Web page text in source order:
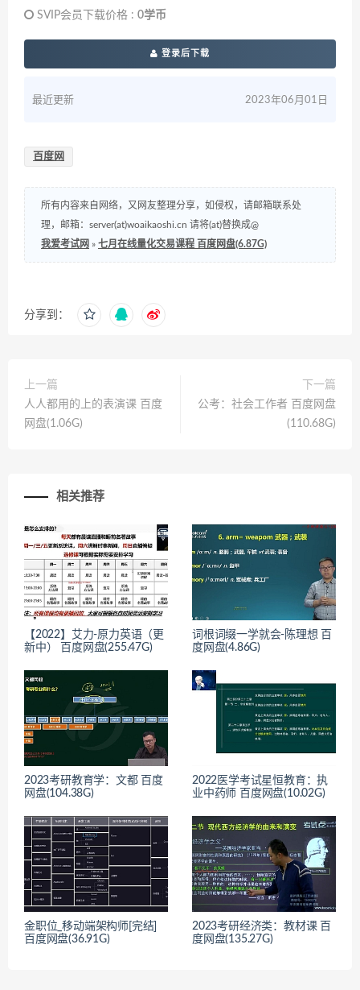
SVIP会员下载价格 : 0学币
登录后下载
最近更新 2023年06月01日
百度网
所有内容来自网络，又网友整理分享，如侵权，请邮箱联系处
理，邮箱：server(at)woaikaoshi.cn 请将(at)替换成@
我爱考试网 » 七月在线量化交易课程 百度网盘(6.87G)
分享到：
上一篇
人人都用的上的表演课 百度
网盘(1.06G)
下一篇
公考：社会工作者 百度网盘
(110.68G)
相关推荐
【2022】艾力-原力英语（更
新中） 百度网盘(255.47G)
词根词缀一学就会-陈理想 百
度网盘(4.86G)
2023考研教育学：文都 百度
网盘(104.38G)
2022医学考试星恒教育：执
业中药师 百度网盘(10.02G)
金职位_移动端架构师[完结]
百度网盘(36.91G)
2023考研经济类：教材课 百
度网盘(135.27G)